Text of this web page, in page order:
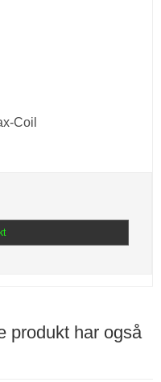
Coil
produkt har også